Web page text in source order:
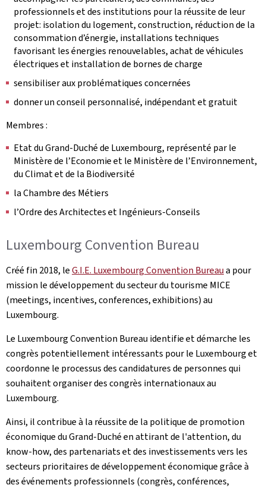
professionnels et des institutions pour la réussite de leur
projet: isolation du logement, construction, réduction de la
consommation d’énergie, installations techniques
favorisant les énergies renouvelables, achat de véhicules
électriques et installation de bornes de charge
sensibiliser aux problématiques concernées
donner un conseil personnalisé, indépendant et gratuit
Membres :
Etat du Grand-Duché de Luxembourg, représenté par le
Ministère de l’Economie et le Ministère de l’Environnement,
du Climat et de la Biodiversité
la Chambre des Métiers
l’Ordre des Architectes et Ingénieurs-Conseils
Luxembourg Convention Bureau
Créé fin 2018, leG.I.E. Luxembourg Convention Bureaua pour
mission le développement du secteur du tourisme MICE
(meetings, incentives, conferences, exhibitions) au
Luxembourg.
Le Luxembourg Convention Bureau identifie et démarche les
congrès potentiellement intéressants pour le Luxembourg et
coordonne le processus des candidatures de personnes qui
souhaitent organiser des congrès internationaux au
Luxembourg.
Ainsi, il contribue à la réussite de la politique de promotion
économique du Grand-Duché en attirant de l'attention, du
know-how, des partenariats et des investissements vers les
secteurs prioritaires de développement économique grâce à
des événements professionnels (congrès, conférences,